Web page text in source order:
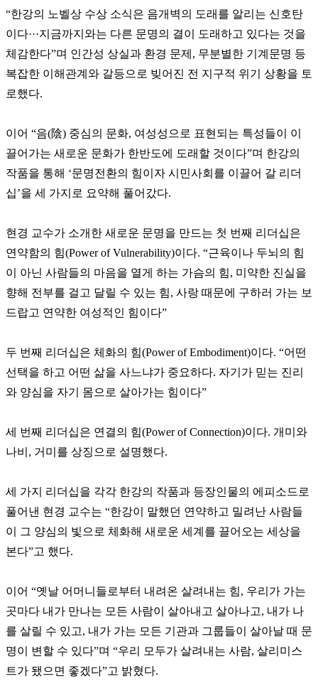
“한강의 노벨상 수상 소식은 음개벽의 도래를 알리는 신호탄
이다···지금까지와는 다른 문명의 결이 도래하고 있다는 것을
체감한다”며 인간성 상실과 환경 문제, 무분별한 기계문명 등
복잡한 이해관계와 갈등으로 빚어진 전 지구적 위기 상황을 토
로했다.
이어 “음(陰) 중심의 문화, 여성성으로 표현되는 특성들이 이
끌어가는 새로운 문화가 한반도에 도래할 것이다”며 한강의
작품을 통해 ‘문명전환의 힘이자 시민사회를 이끌어 갈 리더
십’을 세 가지로 요약해 풀어갔다.
현경 교수가 소개한 새로운 문명을 만드는 첫 번째 리더십은
연약함의 힘(Power of Vulnerability)이다. “근육이나 두뇌의 힘
이 아닌 사람들의 마음을 열게 하는 가슴의 힘, 미약한 진실을
향해 전부를 걸고 달릴 수 있는 힘, 사랑 때문에 구하러 가는 보
드랍고 연약한 여성적인 힘이다”
두 번째 리더십은 체화의 힘(Power of Embodiment)이다. “어떤
선택을 하고 어떤 삶을 사느냐가 중요하다. 자기가 믿는 진리
와 양심을 자기 몸으로 살아가는 힘이다”
세 번째 리더십은 연결의 힘(Power of Connection)이다. 개미와
나비, 거미를 상징으로 설명했다.
세 가지 리더십을 각각 한강의 작품과 등장인물의 에피소드로
풀어낸 현경 교수는 “한강이 말했던 연약하고 밀려난 사람들
이 그 양심의 빛으로 체화해 새로운 세계를 끌어오는 세상을
본다”고 했다.
이어 “옛날 어머니들로부터 내려온 살려내는 힘, 우리가 가는
곳마다 내가 만나는 모든 사람이 살아내고 살아나고, 내가 나
를 살릴 수 있고, 내가 가는 모든 기관과 그룹들이 살아날 때 문
명이 변할 수 있다”며 “우리 모두가 살려내는 사람, 살리미스
트가 됐으면 좋겠다”고 밝혔다.